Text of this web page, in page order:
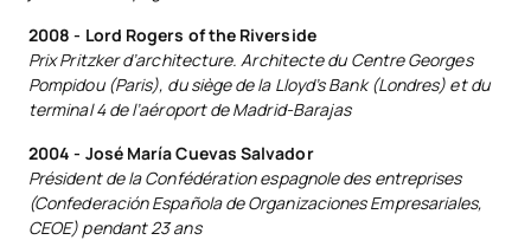
2008 - Lord Rogers of the Riverside
Prix Pritzker d’architecture. Architecte du Centre Georges
Pompidou (Paris), du siège de la Lloyd’s Bank (Londres) et du
terminal 4 de l’aéroport de Madrid-Barajas
2004 - José María Cuevas Salvador
Président de la Confédération espagnole des entreprises
(Confederación Española de Organizaciones Empresariales,
CEOE) pendant 23 ans